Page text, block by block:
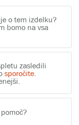
o tem izdelku?
bomo na vsa
zasledili
sporočite